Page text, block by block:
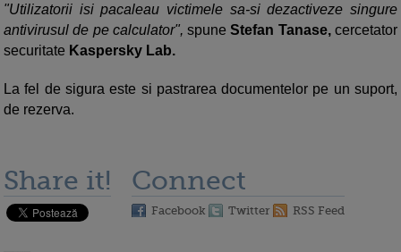
"Utilizatorii isi pacaleau victimele sa-si dezactiveze singure
antivirusul de pe calculator", spune Stefan Tanase,cercetator
securitate Kaspersky Lab.
La fel de sigura este si pastrarea documentelor pe un suport,
de rezerva.
Share it! Connect
Facebook Twitter RSS Feed